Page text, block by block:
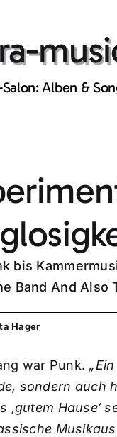
Alben &
bis
Band And Also
Hager
war Punk.
sondern auch
‚gutem Hause‘